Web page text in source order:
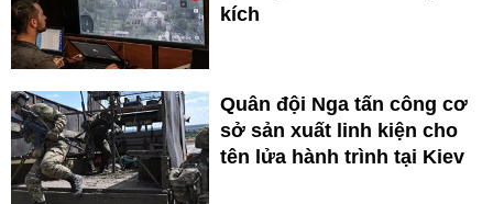
kích
Quân đội Nga tấn công cơ
sở sản xuất linh kiện cho
tên lửa hành trình tại Kiev